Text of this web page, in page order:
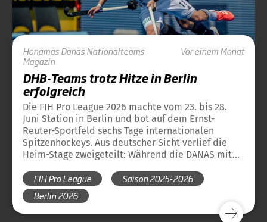
HonamasDanasNationalteams
Magazin
Vor einem Monat
DHB-Teams trotz Hitze in Berlin
erfolgreich
Die FIH Pro League 2026 machte vom 23. bis 28.
Juni Station in Berlin und bot auf dem Ernst-
Reuter-Sportfeld sechs Tage internationalen
Spitzenhockeys. Aus deutscher Sicht verlief die
Heim-Stage zweigeteilt: Während die DANAS mit
HONAMAS ein wechselhaftes Turnier mit
spektakulären Spielen, aber auch einer Niederlage
im letzten Spiel.
FIH Pro League
Saison 2025-2026
Berlin 2026